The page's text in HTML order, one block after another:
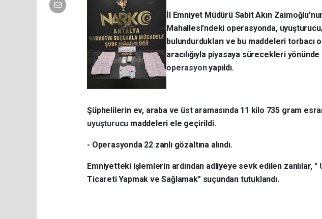
İl Emniyet Müdürü Sabit Akın
Mahallesi'ndeki operasyonda,
bulundurdukları ve bu maddeleri torbacı
aracılığıyla piyasaya sürecekleri
operasyonyapıldı.
Şüphelilerin ev, araba ve üst aramasında 11 kilo 735 gram
uyuşturucu maddeleri ele geçirildi.
- Operasyonda 22 zanlı gözaltına alındı.
Emniyetteki işlemlerin ardından adliyeye sevk edilen zanlılar, "
Ticareti Yapmak ve Sağlamak" suçundan tutuklandı.